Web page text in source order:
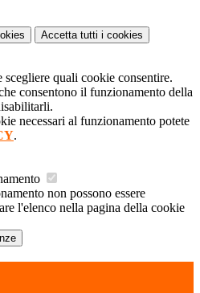
Accetta tutti i cookies
scegliere quali cookie consentire.
consentono il funzionamento della
necessari al funzionamento potete
.
non possono essere
l'elenco nella pagina della cookie